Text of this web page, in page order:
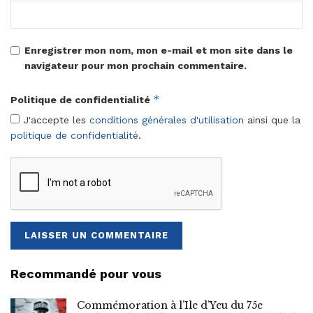
Enregistrer mon nom, mon e-mail et mon site dans le
navigateur pour mon prochain commentaire.
Politique de confidentialité *
J'accepte les conditions générales d'utilisation ainsi que la
politique de confidentialité.
Recommandé pour vous
Commémoration à l’Ile d’Yeu du 75e